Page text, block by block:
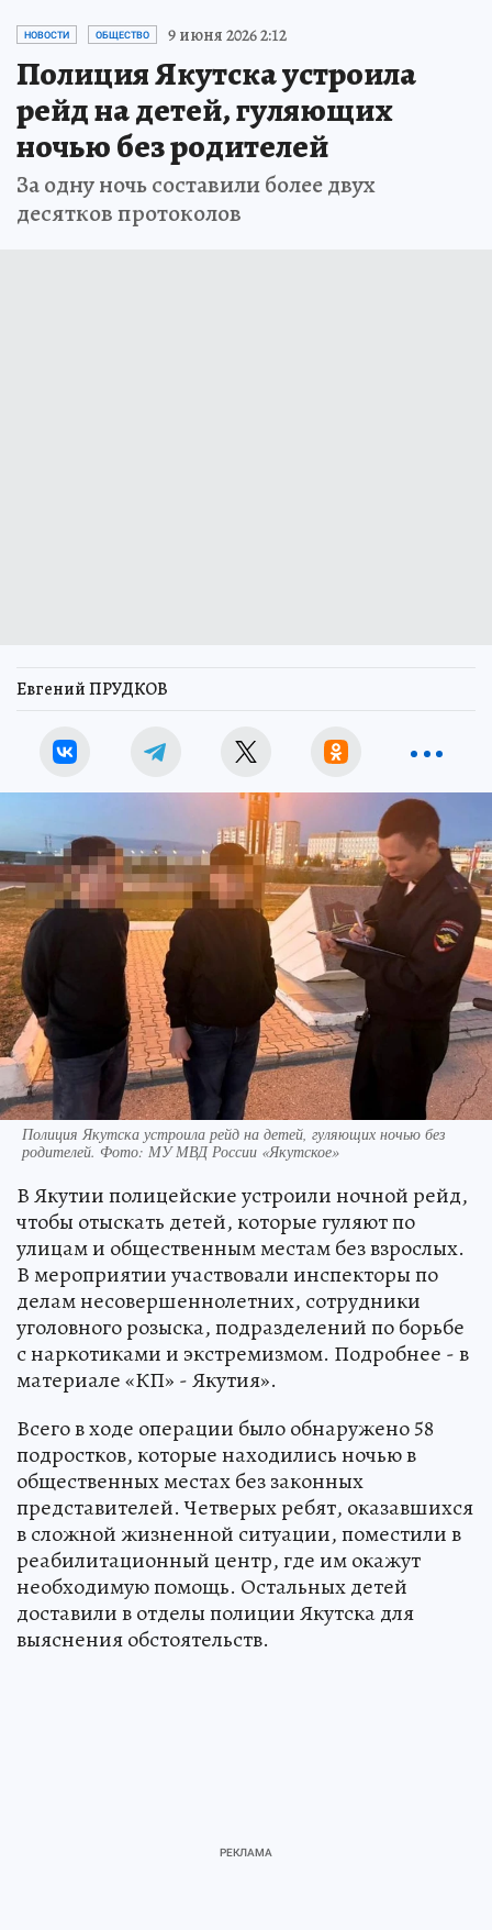
НОВОСТИ ОБЩЕСТВО 9 июня 2026 2:12
Полиция Якутска устроила
рейд на детей, гуляющих
ночью без родителей
За одну ночь составили более двух
десятков протоколов
Евгений ПРУДКОВ
Полиция Якутска устроила рейд на детей, гуляющих ночью без
родителей. Фото: МУ МВД России «Якутское»
В Якутии полицейские устроили ночной рейд,
чтобы отыскать детей, которые гуляют по
улицам и общественным местам без взрослых.
В мероприятии участвовали инспекторы по
делам несовершеннолетних, сотрудники
уголовного розыска, подразделений по борьбе
с наркотиками и экстремизмом. Подробнее - в
материале «КП» - Якутия».
Всего в ходе операции было обнаружено 58
подростков, которые находились ночью в
общественных местах без законных
представителей. Четверых ребят, оказавшихся
в сложной жизненной ситуации, поместили в
реабилитационный центр, где им окажут
необходимую помощь. Остальных детей
доставили в отделы полиции Якутска для
выяснения обстоятельств.